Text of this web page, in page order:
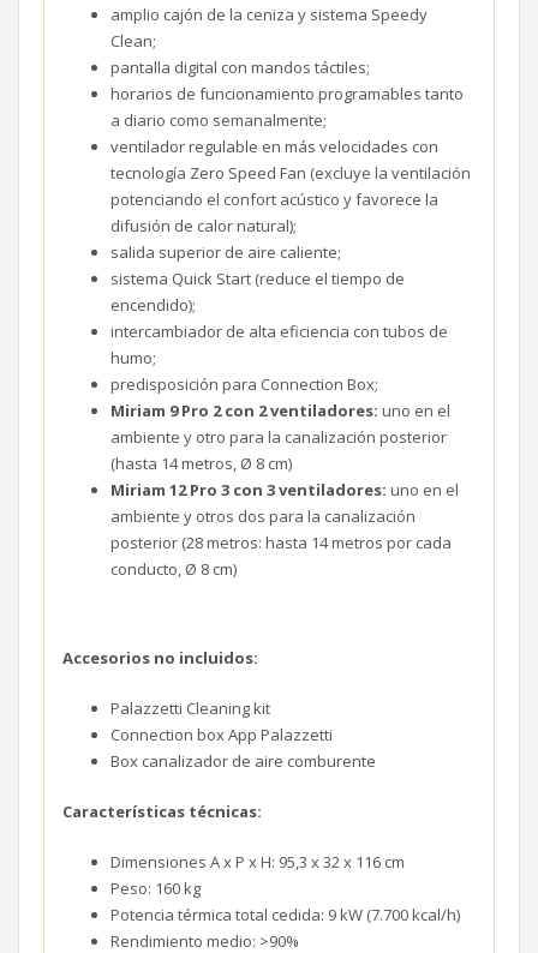
amplio cajón de la ceniza y sistema Speedy
Clean;
pantalla digital con mandos táctiles;
horarios de funcionamiento programables tanto
a diario como semanalmente;
ventilador regulable en más velocidades con
tecnología Zero Speed Fan (excluye la ventilación
potenciando el confort acústico y favorece la
difusión de calor natural);
salida superior de aire caliente;
sistema Quick Start (reduce el tiempo de
encendido);
intercambiador de alta eficiencia con tubos de
humo;
predisposición para Connection Box;
Miriam 9 Pro 2 con 2 ventiladores: uno en el
ambiente y otro para la canalización posterior
(hasta 14 metros, Ø 8 cm)
Miriam 12 Pro 3 con 3 ventiladores: uno en el
ambiente y otros dos para la canalización
posterior (28 metros: hasta 14 metros por cada
conducto, Ø 8 cm)
Accesorios no incluidos:
Palazzetti Cleaning kit
Connection box App Palazzetti
Box canalizador de aire comburente
Características técnicas:
Dimensiones A x P x H: 95,3 x 32 x 116 cm
Peso: 160 kg
Potencia térmica total cedida: 9 kW (7.700 kcal/h)
Rendimiento medio: >90%